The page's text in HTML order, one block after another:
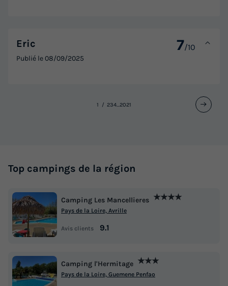
Eric 7/10
Publié le08/09/2025
1 234...2021
Top campings de la région
Camping Les Mancellieres ★★★★
Pays de la Loire, Avrille
Avis clients 9.1
Camping l'Hermitage ★★★
Pays de la Loire, Guemene Penfao